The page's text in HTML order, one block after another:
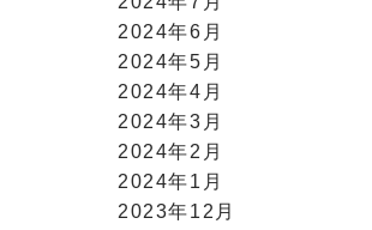
2024年6月
2024年5月
2024年4月
2024年3月
2024年2月
2024年1月
2023年12月